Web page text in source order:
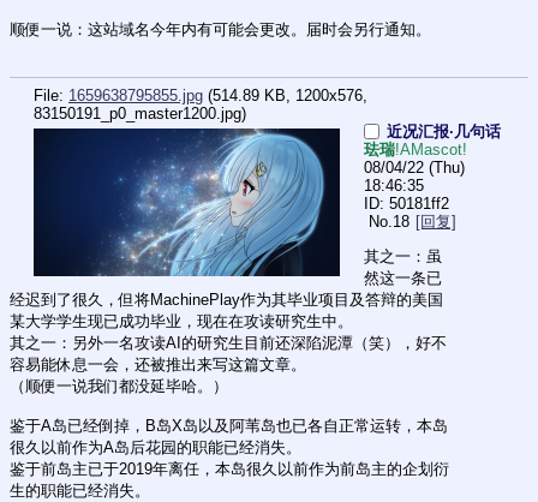
顺便一说：这站域名今年内有可能会更改。届时会另行通知。
File: 1659638795855.jpg (514.89 KB, 1200x576,
83150191_p0_master1200.jpg)
近况汇报·几句话
珐瑞!AMascot!
08/04/22 (Thu)
18:46:35
50181ff2
No. 18 [回复]
其之一：虽
然这一条已
经迟到了很久，但将MachinePlay作为其毕业项目及答辩的美国
某大学学生现已成功毕业，现在在攻读研究生中。
其之一：另外一名攻读AI的研究生目前还深陷泥潭（笑），好不
容易能休息一会，还被推出来写这篇文章。
（顺便一说我们都没延毕哈。）
鉴于A岛已经倒掉，B岛X岛以及阿苇岛也已各自正常运转，本岛
很久以前作为A岛后花园的职能已经消失。
鉴于前岛主已于2019年离任，本岛很久以前作为前岛主的企划衍
生的职能已经消失。